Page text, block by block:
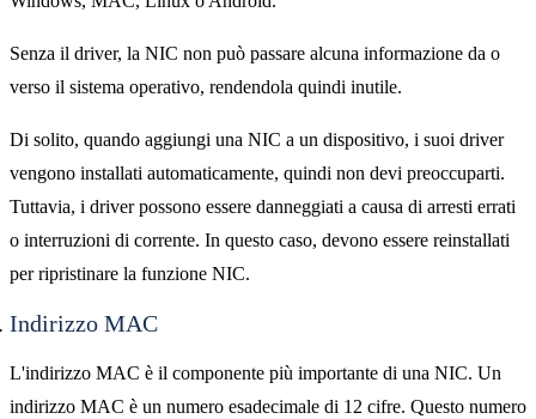
Senza il driver, la NIC non può passare alcuna informazione da o
verso il sistema operativo, rendendola quindi inutile.
Di solito, quando aggiungi una NIC a un dispositivo, i suoi driver
vengono installati automaticamente, quindi non devi preoccuparti.
Tuttavia, i driver possono essere danneggiati a causa di arresti errati
o interruzioni di corrente. In questo caso, devono essere reinstallati
per ripristinare la funzione NIC.
Indirizzo MAC
L'indirizzo MAC è il componente più importante di una NIC. Un
indirizzo MAC è un numero esadecimale di 12 cifre. Questo numero